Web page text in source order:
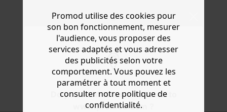
Do you want to be redirected to
www.promod.com ?
3X SANS FRAIS*
Avec ALMA au moment du paiement
DU 34 AU 48
En ligne et dans 200 magasins
Promod utilise des cookies pour
son bon fonctionnement, mesurer
l'audience, vous proposer des
services adaptés et vous adresser
des publicités selon votre
comportement. Vous pouvez les
paramétrer à tout moment et
consulter notre politique de
confidentialité.